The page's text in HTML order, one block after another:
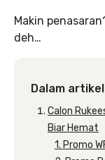
Makin
deh…
Dalam
Calon
Biar Hemat
1. Promo